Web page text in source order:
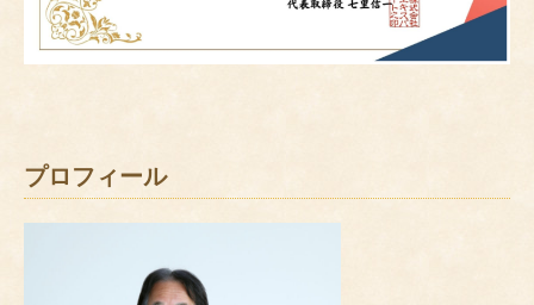
プロフィール